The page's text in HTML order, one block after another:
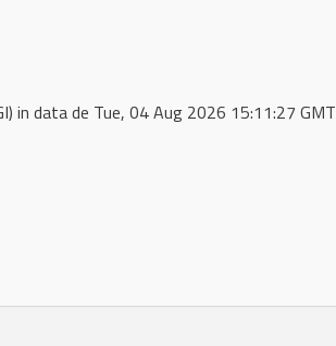
in data de Tue, 04 Aug 2026 15:11:27 GMT